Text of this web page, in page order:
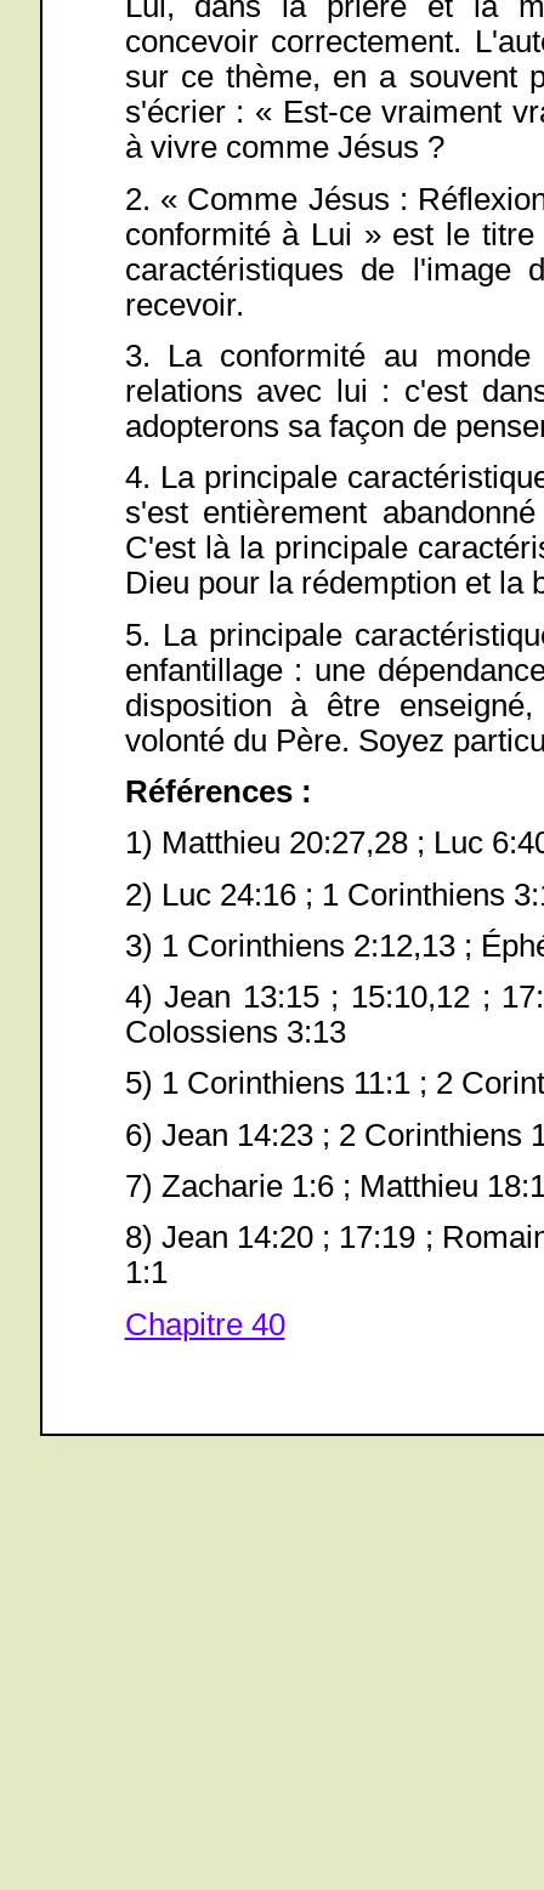
concevoir correctement.
sur ce thème, en a souvent
s'écrier : « Est-ce vraiment
à vivre comme Jésus ?
2. « Comme Jésus :
conformité à Lui » est le
caractéristiques de
recevoir.
3. La conformité au
relations avec lui : c'est
adopterons sa façon de
4. La principale
s'est entièrement
C'est là la principale
Dieu pour la rédemption et la
5. La principale
enfantillage : une
disposition à être
volonté du Père. Soyez
Références :
1) Matthieu 20:27,28 ; Luc
2) Luc 24:16 ; 1 Corinthiens
3) 1 Corinthiens 2:12,13 ;
4) Jean 13:15 ; 15:10,12 ;
Colossiens 3:13
5) 1 Corinthiens 11:1 ; 2
6) Jean 14:23 ; 2 Corinthiens
7) Zacharie 1:6 ; Matthieu
8) Jean 14:20 ; 17:19 ;
1:1
Chapitre 40